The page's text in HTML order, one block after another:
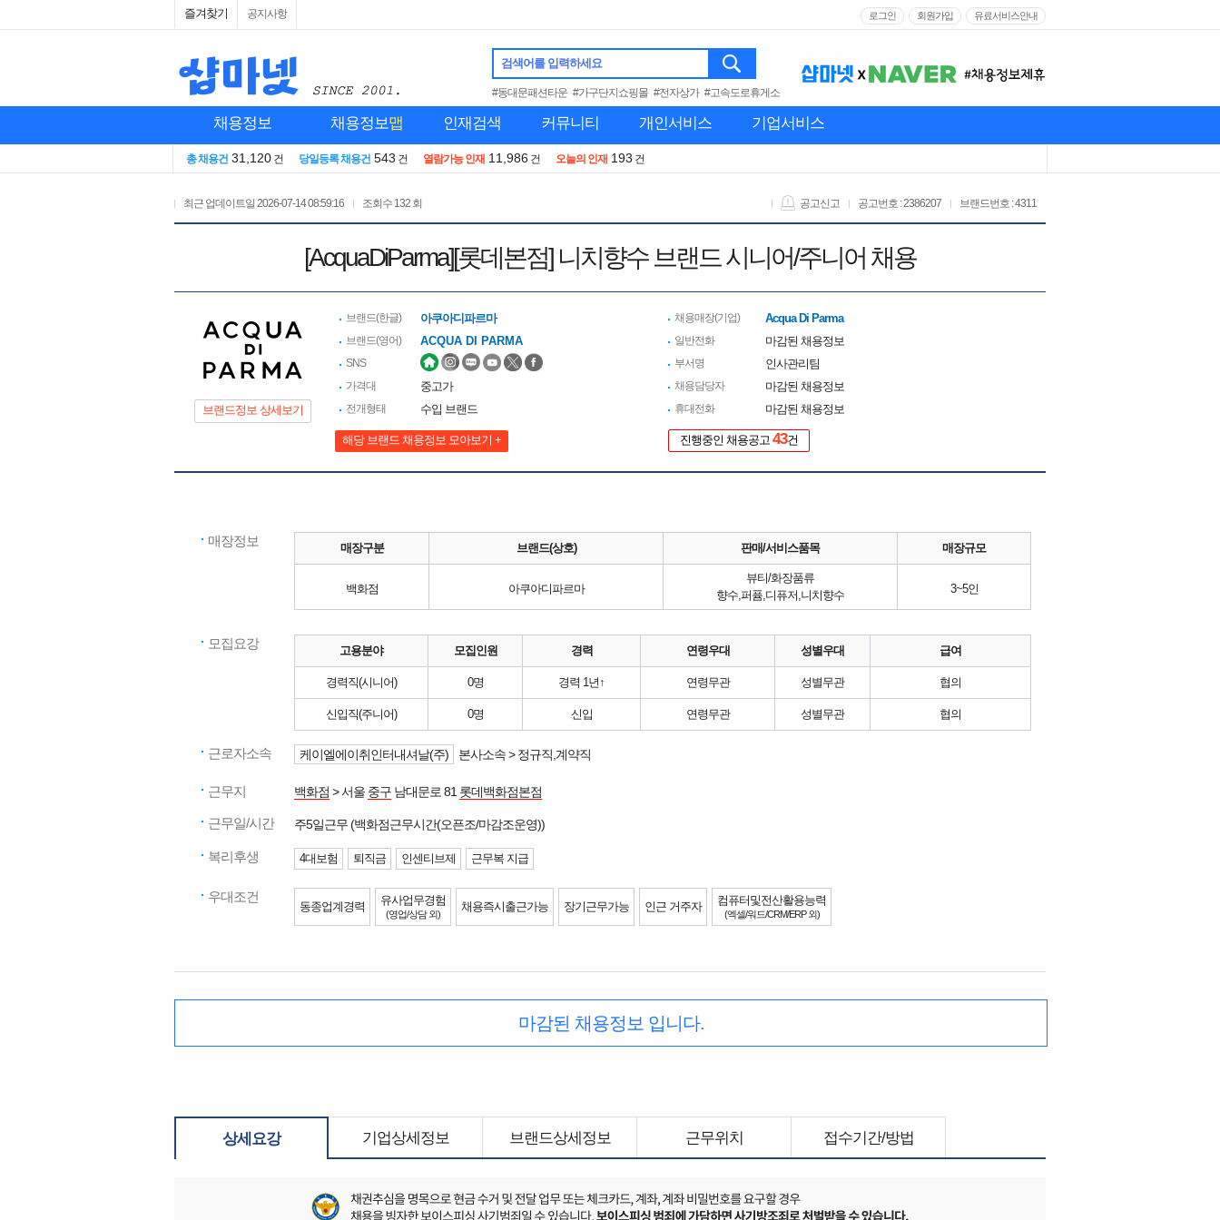
즐겨찾기 공지사항 로그인 회원가입 유료서비스안내
검색어를 입력하세요
#동대문패션타운 #가구단지쇼핑몰 #전자상가 #고속도로휴게소
채용정보 채용정보맵 인재검색 커뮤니티 개인서비스 기업서비스
총 채용건 31,120 건 당일등록 채용건 543 건 열람가능 인재 11,986 건 오늘의 인재 193 건
최근 업데이트일 2026-07-14 08:59:16 조회수 132 회 브랜드번호 : 4311
공고번호 : 2386207
공고신고
[AcquaDiParma][롯데본점] 니치향수 브랜드 시니어/주니어 채용
브랜드정보 상세보기
브랜드(한글) 아쿠아디파르마
브랜드(영어) ACQUA DI PARMA
SNS
가격대
중고가
전개형태 수입 브랜드
해당 브랜드 채용정보 모아보기 +
채용매장(기업) Acqua Di Parma
일반전화 마감된 채용정보
부서명 인사관리팀
채용담당자 마감된 채용정보
휴대전화 마감된 채용정보
진행중인 채용공고 43건
매장정보 매장구분 브랜드(상호) 판매/서비스품목 매장규모
백화점 아쿠아디파르마
뷰티/화장품류
향수,퍼퓸,디퓨저,니치향수
3~5인
모집요강 고용분야 모집인원 경력 연령우대 성별우대 급여
경력직(시니어) 0명 경력 1년↑ 연령무관 성별무관 협의
신입직(주니어) 0명 신입 연령무관 성별무관 협의
근로자소속 케이엘에이취인터내셔날(주) 본사소속 > 정규직,계약직
근무지 백화점 > 서울 중구 남대문로 81 롯데백화점본점
근무일/시간 주5일근무 (백화점근무시간(오픈조/마감조운영))
복리후생 4대보험 퇴직금 인센티브제 근무복 지급
우대조건
동종업계경력 유사업무경험
(영업/상담 외)
채용즉시출근가능 장기근무가능 인근 거주자 컴퓨터및전산활용능력
(엑셀/워드/CRM/ERP 외)
마감된 채용정보 입니다.
상세요강 기업상세정보 브랜드상세정보 근무위치 접수기간/방법